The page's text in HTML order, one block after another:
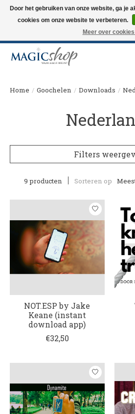
Altijd de nieuwste trucs op voorraad. Snelle
Langskomen in onze winkel? Bel of mail om een
Home / Goochelen / Downloads /
Filters
9 producten Sorteren op
NOT.ESP by Jake
Keane (instant
download app)
€32,50
Door het gebruiken van onze website, ga je
cookies om onze website te verbeteren.
Meer over cookies